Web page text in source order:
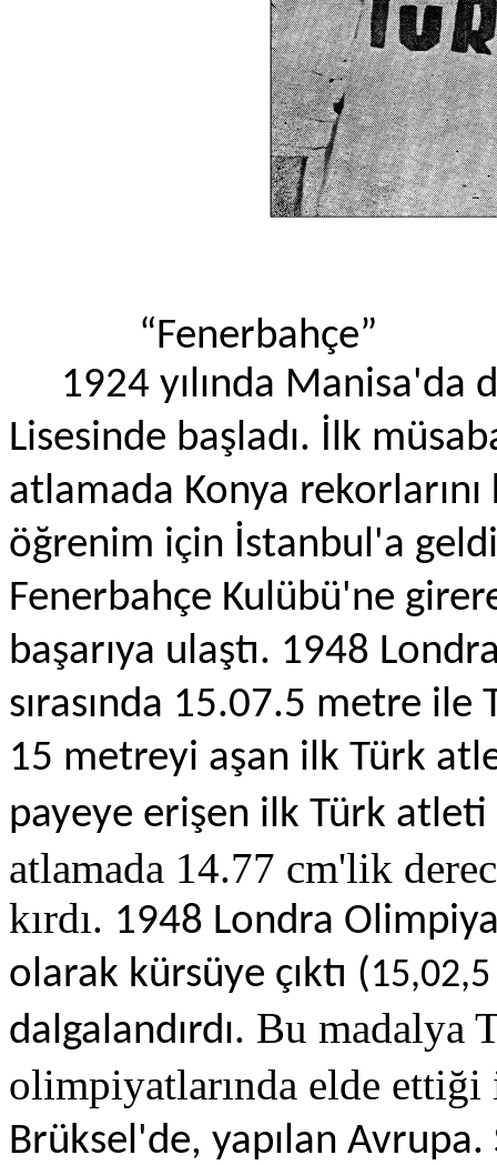
“Fenerbahçe”
1924 yılında Manisa'da
Lisesinde başladı. İlk
atlamada Konya
öğrenim için İstanbul'a
Fenerbahçe Kulübü'ne
başarıya ulaştı. 1948
sırasında 15.07.5 metre ile
15 metreyi aşan ilk Türk
payeye erişen ilk Türk
atlamada 14.77 cm'lik
kırdı. 1948 Londra
olarak kürsüye çıktı (
dalgalandırdı. Bu madalya
olimpiyatlarında elde
Brüksel'de, yapılan